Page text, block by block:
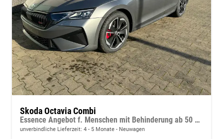
Skoda Octavia Combi
Essence Angebot f. Menschen mit Behinderung ab 50 %! 2.0 TDI 115PS, 2-Zonen-Climatronic, Parksensoren hinten, Radio 10"/Bluetooth/DAB, Tempomat, LED-Scheinwerfer, M-Lederlenkrad, Dachreling, 8x Airbags
unverbindliche Lieferzeit: 4 - 5 Monate Neuwagen